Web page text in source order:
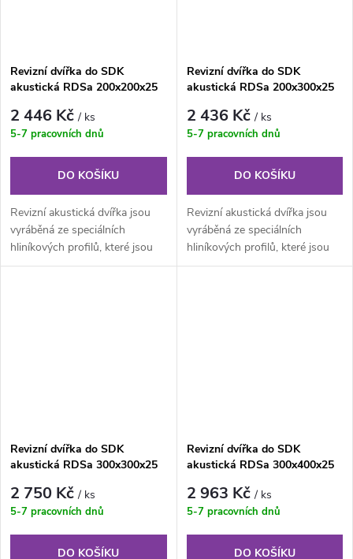
Revizní dvířka do SDK
akustická RDSa 200x200x25
2 446 Kč/ ks
5-7 pracovních dnů
DO KOŠÍKU
Revizní akustická dvířka jsou
vyráběná ze speciálních
hliníkových profilů, které jsou
svařovány do venkovního a...
Revizní dvířka do SDK
akustická RDSa 200x300x25
2 436 Kč/ ks
5-7 pracovních dnů
DO KOŠÍKU
Revizní akustická dvířka jsou
vyráběná ze speciálních
hliníkových profilů, které jsou
svařovány do venkovního a...
Revizní dvířka do SDK
akustická RDSa 300x300x25
2 750 Kč/ ks
5-7 pracovních dnů
DO KOŠÍKU
Revizní dvířka do SDK
akustická RDSa 300x400x25
2 963 Kč/ ks
5-7 pracovních dnů
DO KOŠÍKU